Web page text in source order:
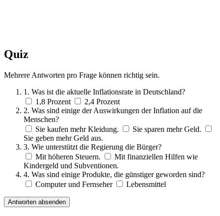
Quiz
Mehrere Antworten pro Frage können richtig sein.
1. Was ist die aktuelle Inflationsrate in Deutschland?
1,8 Prozent
2,4 Prozent
2. Was sind einige der Auswirkungen der Inflation auf die
Menschen?
Sie kaufen mehr Kleidung.
Sie sparen mehr Geld.
Sie geben mehr Geld aus.
3. Wie unterstützt die Regierung die Bürger?
Mit höheren Steuern.
Mit finanziellen Hilfen wie
Kindergeld und Subventionen.
4. Was sind einige Produkte, die günstiger geworden sind?
Computer und Fernseher
Lebensmittel
Antworten absenden